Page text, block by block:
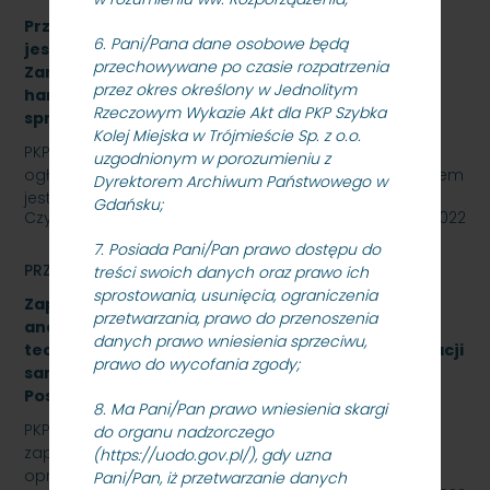
6. Pani/Pana dane osobowe będą
przechowywane po czasie rozpatrzenia
przez okres określony w Jednolitym
Rzeczowym Wykazie Akt dla PKP Szybka
Kolej Miejska w Trójmieście Sp. z o.o.
uzgodnionym w porozumieniu z
Dyrektorem Archiwum Państwowego w
Gdańsku;
7. Posiada Pani/Pan prawo dostępu do
treści swoich danych oraz prawo ich
sprostowania, usunięcia, ograniczenia
przetwarzania, prawo do przenoszenia
danych prawo wniesienia sprzeciwu,
prawo do wycofania zgody;
8. Ma Pani/Pan prawo wniesienia skargi
do organu nadzorczego
(https://uodo.gov.pl/), gdy uzna
Pani/Pan, iż przetwarzanie danych
Przetarg nieograniczony, którego przedmiotem
jest „sukcesywna dostawa do siedziby
Zamawiającego – 9.525 szt. żeliwnych wstawek
hamulcowych z dylatacjami typu DO-B-380, znak
sprawy: SKMMU.086.57.22
PKP SZYBKA KOLEJ MIEJSKA W TRÓJMIEŚCIE Sp. z o.o.
ogłasza przetarg nieograniczony, którego przedmiotem
jest „sukcesywna dostawa do siedziby odbiorcy…
Czytaj dalej
26 października 2022
PRZETARGI
Zapytanie ofertowe na wykonanie opracowania
analizy formalno-prawnej wraz z koncepcją
techniczną na rozbudowę i modernizację kanalizacji
sanitarnej obiektu A-13 na stacji Gdynia Cisowa
Postojowa.
PKP Szybka Kolej Miejska w Trójmieście Sp. z o.o.
zaprasza do złożenia oferty cenowej na wykonanie
opracowania analizy formalno-prawnej wraz z…